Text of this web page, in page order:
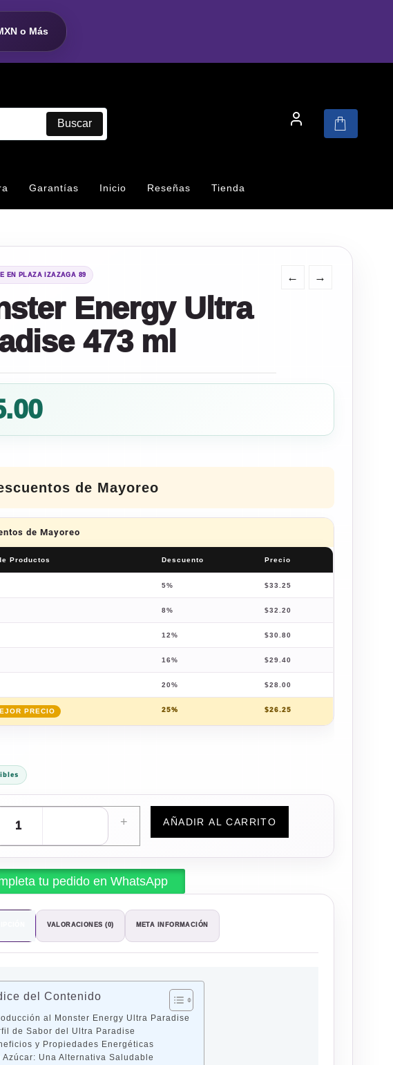
o Más
Buscar
Garantías Inicio Reseñas Tienda
EN PLAZA IZAZAGA 89 ← →
Energy Ultra
473 ml
de Mayoreo
de Mayoreo
Productos Descuento Precio
5% $33.25
8% $32.20
12% $30.80
16% $29.40
20% $28.00
25% $26.25
+ AÑADIR AL CARRITO
tu pedido en WhatsApp
VALORACIONES (0) META INFORMACIÓN
del Contenido
al Monster Energy Ultra Paradise
de Sabor del Ultra Paradise
y Propiedades Energéticas
Azúcar: Una Alternativa Saludable